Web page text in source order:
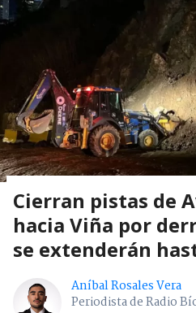
Cierran pistas de
hacia Viña por
se extenderán
Aníbal Rosales Vera
Periodista de Radio